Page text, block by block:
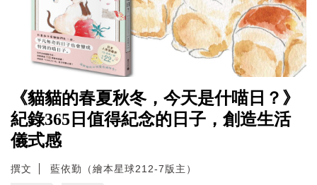
《貓貓的春夏秋冬，今天是什喵日？》
紀錄365日值得紀念的日子，創造生活
儀式感
撰文 藍依勤（繪本星球212-7版主）